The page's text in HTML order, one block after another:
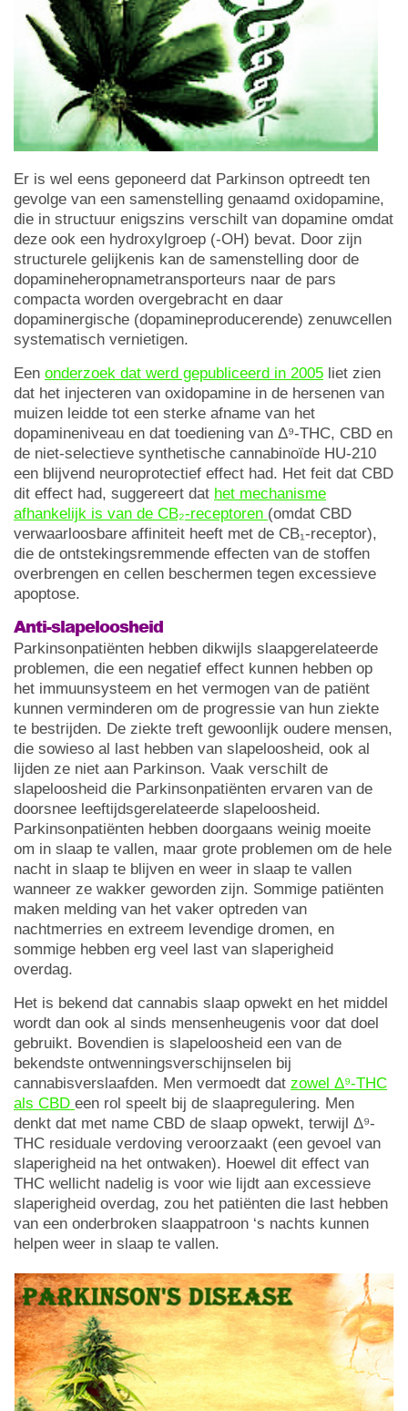
Er is wel eens geponeerd dat Parkinson optreedt ten
gevolge van een samenstelling genaamd oxidopamine,
die in structuur enigszins verschilt van dopamine omdat
deze ook een hydroxylgroep (-OH) bevat. Door zijn
structurele gelijkenis kan de samenstelling door de
dopamineheropnametransporteurs naar de pars
compacta worden overgebracht en daar
dopaminergische (dopamineproducerende) zenuwcellen
systematisch vernietigen.
Een onderzoek dat werd gepubliceerd in 2005 liet zien
dat het injecteren van oxidopamine in de hersenen van
muizen leidde tot een sterke afname van het
dopamineniveau en dat toediening van Δ⁹-THC, CBD en
de niet-selectieve synthetische cannabinoïde HU-210
een blijvend neuroprotectief effect had. Het feit dat CBD
dit effect had, suggereert dat het mechanisme
afhankelijk is van de CB₂-receptoren (omdat CBD
verwaarloosbare affiniteit heeft met de CB₁-receptor),
die de ontstekingsremmende effecten van de stoffen
overbrengen en cellen beschermen tegen excessieve
apoptose.
Anti-slapeloosheid
Parkinsonpatiënten hebben dikwijls slaapgerelateerde
problemen, die een negatief effect kunnen hebben op
het immuunsysteem en het vermogen van de patiënt
kunnen verminderen om de progressie van hun ziekte
te bestrijden. De ziekte treft gewoonlijk oudere mensen,
die sowieso al last hebben van slapeloosheid, ook al
lijden ze niet aan Parkinson. Vaak verschilt de
slapeloosheid die Parkinsonpatiënten ervaren van de
doorsnee leeftijdsgerelateerde slapeloosheid.
Parkinsonpatiënten hebben doorgaans weinig moeite
om in slaap te vallen, maar grote problemen om de hele
nacht in slaap te blijven en weer in slaap te vallen
wanneer ze wakker geworden zijn. Sommige patiënten
maken melding van het vaker optreden van
nachtmerries en extreem levendige dromen, en
sommige hebben erg veel last van slaperigheid
overdag.
Het is bekend dat cannabis slaap opwekt en het middel
wordt dan ook al sinds mensenheugenis voor dat doel
gebruikt. Bovendien is slapeloosheid een van de
bekendste ontwenningsverschijnselen bij
cannabisverslaafden. Men vermoedt dat zowel Δ⁹-THC
als CBD een rol speelt bij de slaapregulering. Men
denkt dat met name CBD de slaap opwekt, terwijl Δ⁹-
THC residuale verdoving veroorzaakt (een gevoel van
slaperigheid na het ontwaken). Hoewel dit effect van
THC wellicht nadelig is voor wie lijdt aan excessieve
slaperigheid overdag, zou het patiënten die last hebben
van een onderbroken slaappatroon ‘s nachts kunnen
helpen weer in slaap te vallen.